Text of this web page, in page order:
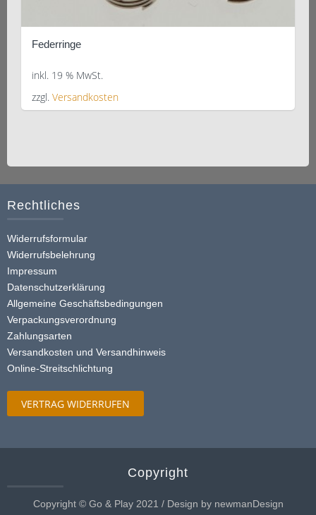
Federringe
inkl. 19 % MwSt.
zzgl. Versandkosten
Rechtliches
Widerrufsformular
Widerrufsbelehrung
Impressum
Datenschutzerklärung
Allgemeine Geschäftsbedingungen
Verpackungsverordnung
Zahlungsarten
Versandkosten und Versandhinweis
Online-Streitschlichtung
VERTRAG WIDERRUFEN
Copyright
Copyright © Go & Play 2021 / Design by newmanDesign